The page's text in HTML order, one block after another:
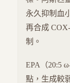
永久抑制血
再合成
制。
EPA（20:5 ω-
點，生成較